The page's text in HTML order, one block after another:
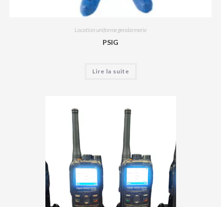
Location uniforme gendarmerie
PSIG
Lire la suite